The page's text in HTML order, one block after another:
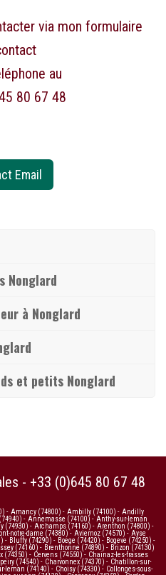
via mon formulaire
au
80 67 48
Email
Nonglard
à Nonglard
et petits Nonglard
- +33 (0)645 80 67 48
- Amancy (74800) - Ambilly (74100) - Andilly
- Annemasse (74100) -Anthy-sur-leman
(74930) - Archamps (74160) - Arenthon (74800) -
notre-dame (74380) - Aviernoz (74570) - Ayse
- Bluffy (74290) - Boege (74420) - Bogeve (74250) -
(74160) - Brenthonne (74890) - Brizon (74130)
(74350) - Cervens (74550)- Chainaz-les-frasses
(74540) - Charvonnex (74370) - Chatillon-sur-
leman (74140) - Choisy (74330) - Collonges-sous-